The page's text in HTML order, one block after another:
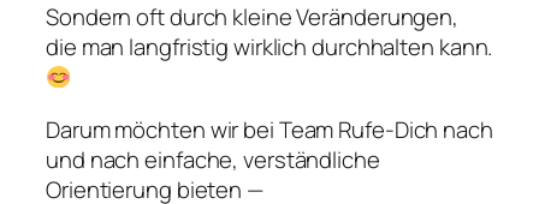
Sondern oft durch kleine Veränderungen,
die man langfristig wirklich durchhalten kann.
Darum möchten wir bei Team Rufe-Dich nach
und nach einfache, verständliche
Orientierung bieten —